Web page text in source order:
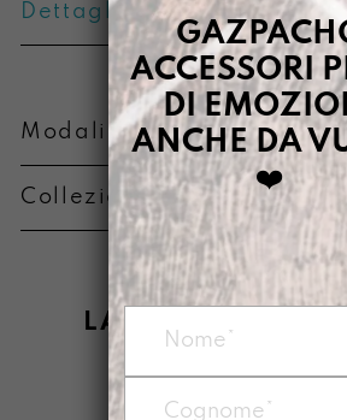
Dettagli prodotto
Modalità di pagamento e
Metodi di pagamento
Informazioni su cambi e resi
Collezione di
LASCIAMO
ACCESSORI
DI
ANCHE DA
❤️